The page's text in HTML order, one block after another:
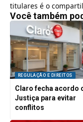
titulares é o
Você também
REGULAÇÃO E DIREITOS
Claro fecha acordo
Justiça para evitar
conflitos